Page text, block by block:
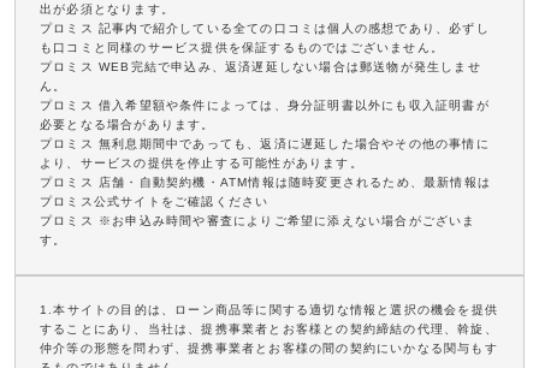
出が必須となります。
プロミス 記事内で紹介している全ての口コミは個人の感想であり、必ずし
も口コミと同様のサービス提供を保証するものではございません。
プロミス WEB完結で申込み、返済遅延しない場合は郵送物が発生しませ
ん。
プロミス 借入希望額や条件によっては、身分証明書以外にも収入証明書が
必要となる場合があります。
プロミス 無利息期間中であっても、返済に遅延した場合やその他の事情に
より、サービスの提供を停止する可能性があります。
プロミス 店舗・自動契約機・ATM情報は随時変更されるため、最新情報は
プロミス公式サイトをご確認ください
プロミス ※お申込み時間や審査によりご希望に添えない場合がございま
す。
1.本サイトの目的は、ローン商品等に関する適切な情報と選択の機会を提供
することにあり、当社は、提携事業者とお客様との契約締結の代理、斡旋、
仲介等の形態を問わず、提携事業者とお客様の間の契約にいかなる関与もす